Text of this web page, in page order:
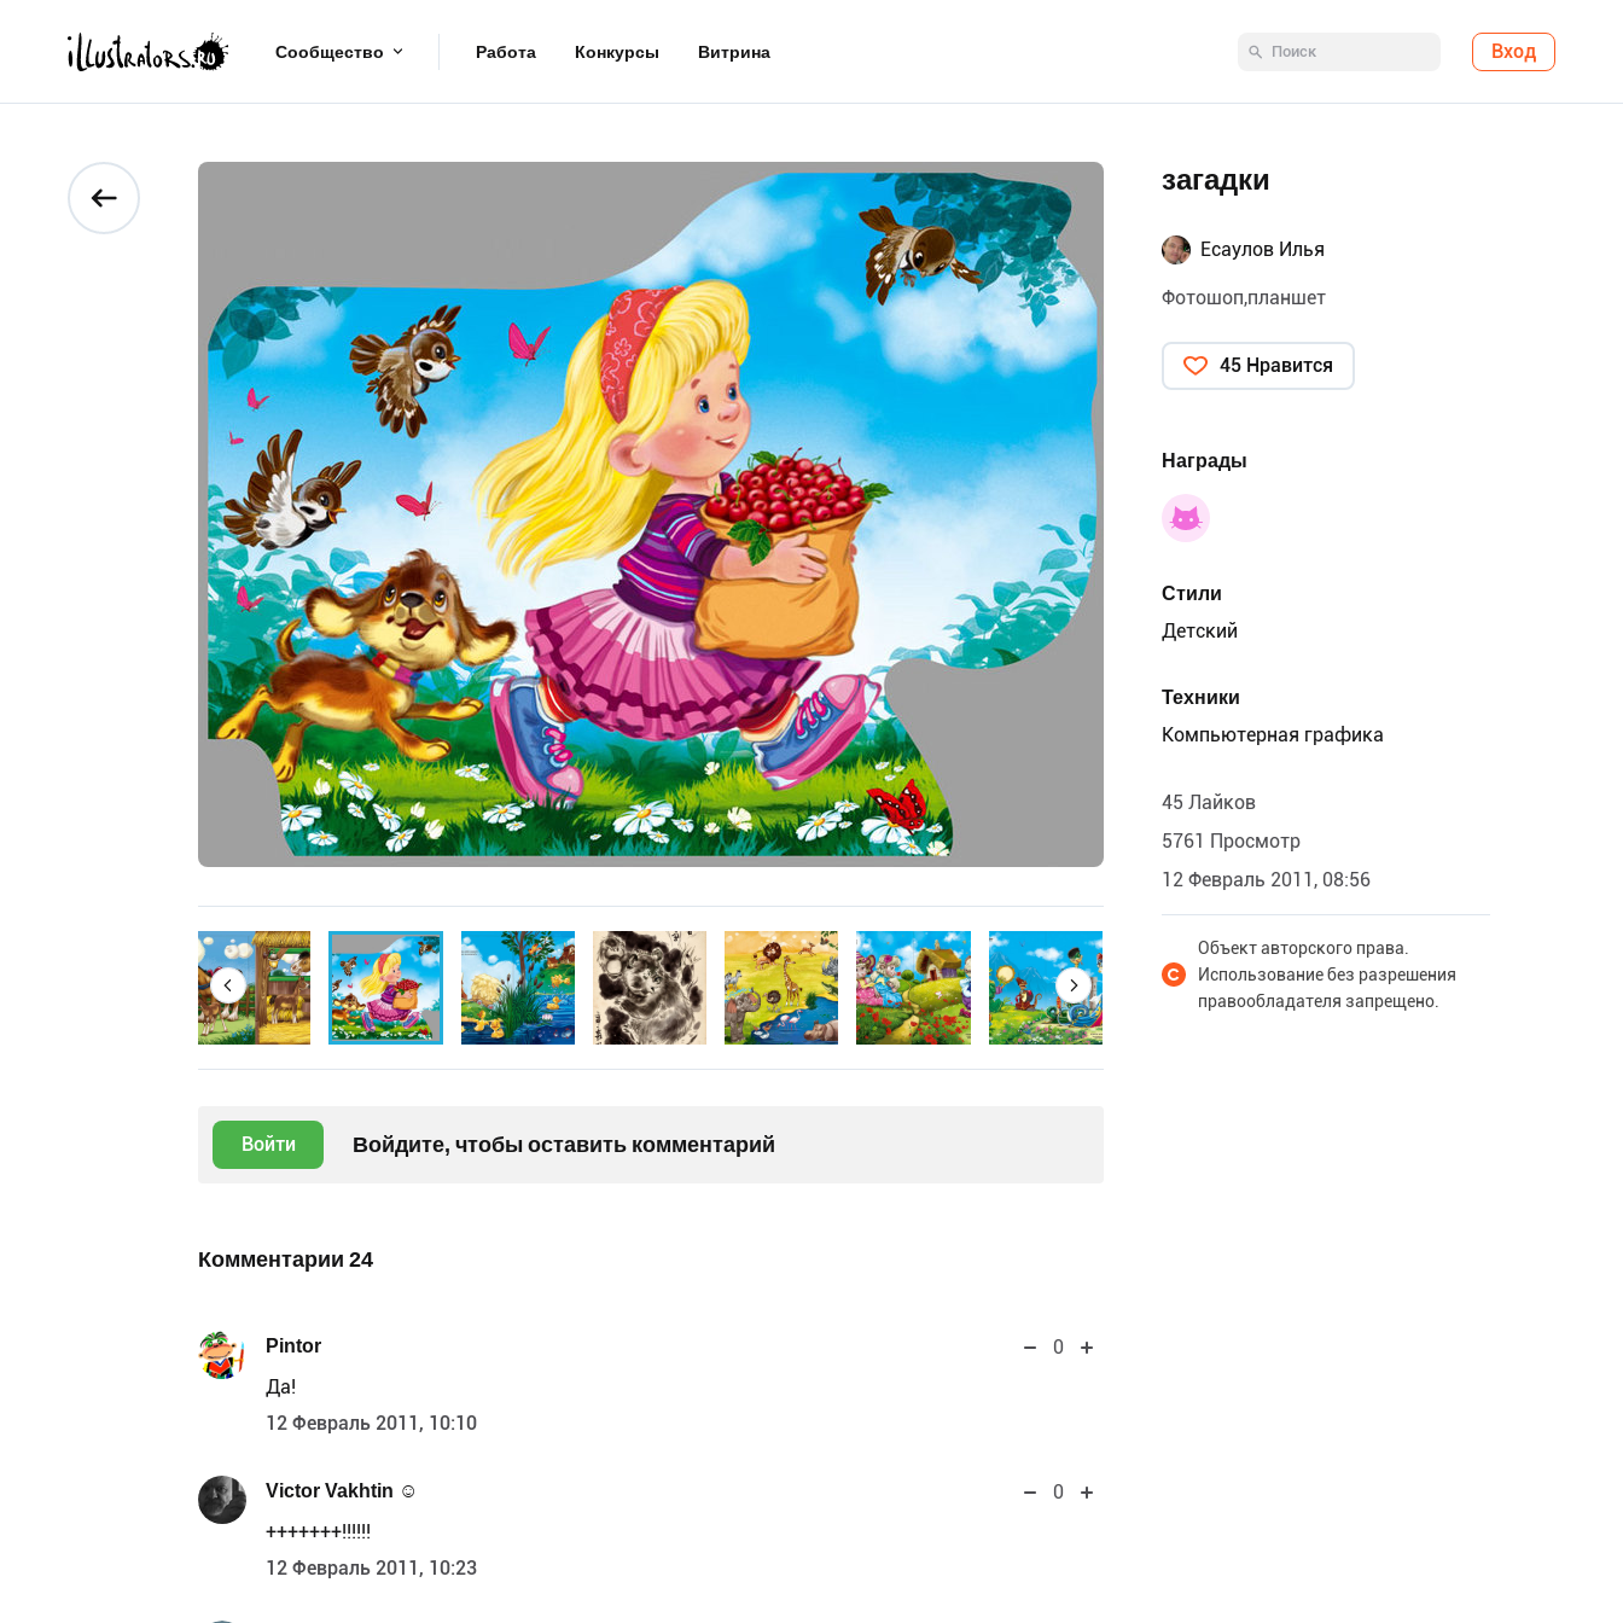
Сообщество Работа Конкурсы Витрина Вход
Войти Войдите, чтобы оставить комментарий
Комментарии 24
Pintor
0
Да!
12 Февраль 2011, 10:10
Victor Vakhtin ☺
0
+++++++!!!!!!
12 Февраль 2011, 10:23
загадки
Есаулов Илья
Фотошоп,планшет
45 Нравится
Награды
Стили
Детский
Техники
Компьютерная графика
45 Лайков
5761 Просмотр
12 Февраль 2011, 08:56
Объект авторского права.
Использование без разрешения
правообладателя запрещено.